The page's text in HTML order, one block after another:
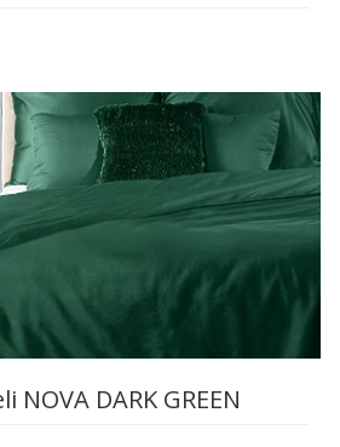
DARK GREEN